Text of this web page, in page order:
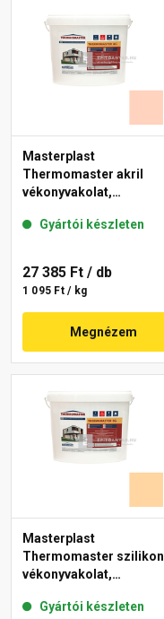
Masterplast
Thermomaster akril
vékonyvakolat,
15-E 25 kg
Gyártói készleten
27 385 Ft / db
1 095 Ft / kg
Megnézem
Masterplast
Thermomaster szilikon
vékonyvakolat,
06-E 25 kg
Gyártói készleten